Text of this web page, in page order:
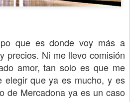
que es donde voy más a
precios. Ni me llevo comisión
amor, tan solo es que me
elegir que ya es mucho, y es
de Mercadona ya es un caso